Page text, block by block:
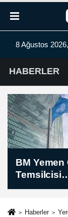
8 Ağustos
HABERLER
Filistin
topraklarını
gasbeden
Şeria’daki
Haberler